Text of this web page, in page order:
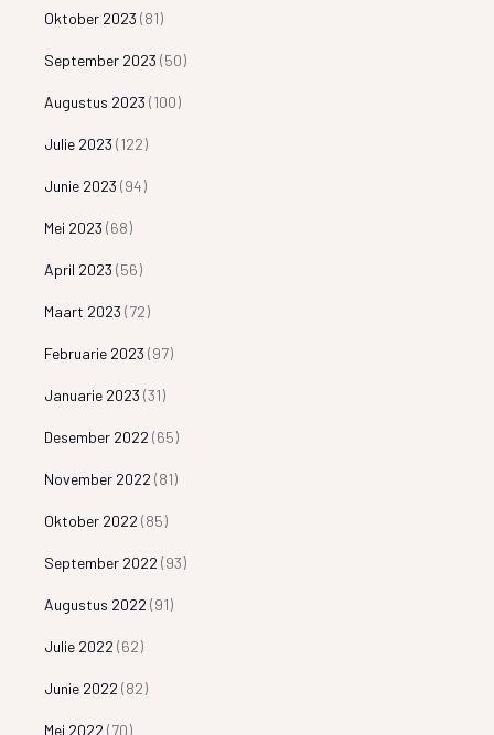
Oktober 2023 (81)
September 2023 (50)
Augustus 2023 (100)
Julie 2023 (122)
Junie 2023 (94)
Mei 2023 (68)
April 2023 (56)
Maart 2023 (72)
Februarie 2023 (97)
Januarie 2023 (31)
Desember 2022 (65)
November 2022 (81)
Oktober 2022 (85)
September 2022 (93)
Augustus 2022 (91)
Julie 2022 (62)
Junie 2022 (82)
Mei 2022 (70)